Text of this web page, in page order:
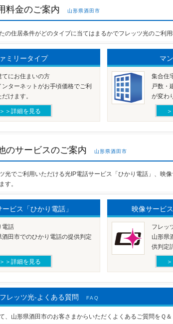
料金のご案内 山形県酒田市
の住居条件がどのタイプに当てはまるかでフレッツ光のご利用
ミリータイプ
てにお住まいの方
ンターネットがお手頃価格でご利
けます。
＞＞詳細を見る
マ
集合住
戸数・
が変わ
のサービスのご案内 山形県酒田市
光でご利用いただける光IP電話サービス「ひかり電話」、映
す。
ビス「ひかり電話」
電話
酒田市でのひかり電話の提供判定
＞＞詳細を見る
映像サービ
フレッ
山形県
供判定
レッツ光-よくある質問 FAQ
、山形県酒田市のお客さまからいただくよくあるご質問をＱ＆